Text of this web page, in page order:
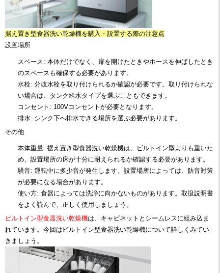
据え置き型食器洗い乾燥機を購入・設置する際の注意点
設置場所
スペース: 本体だけでなく、扉を開けたときやホースを伸ばしたとき
のスペースも確保する必要があります。
水栓: 分岐水栓を取り付けられるか確認が必要です。取り付けられな
い場合は、タンク給水タイプを選ぶこともできます。
コンセント: 100Vコンセントが必要となります。
排水: シンク下へ排水できる場所を選ぶ必要があります。
その他
本体重量: 据え置き型食器洗い乾燥機は、ビルトイン型よりも重いた
め、設置場所の床が十分に耐えられるか確認する必要があります。
騒音: 運転中に多少音が発生します。設置場所によっては、防音対策
が必要になる場合があります。
使い方: 食器によっては洗浄に向かないものがあります。取扱説明書
をよく読んで、正しく使用しましょう。
ビルトイン型食器洗い乾燥機は、キャビネットとシームレスに組み込ま
れています。今回はビルトイン型食器洗い乾燥機について詳しくみてい
きましょう。